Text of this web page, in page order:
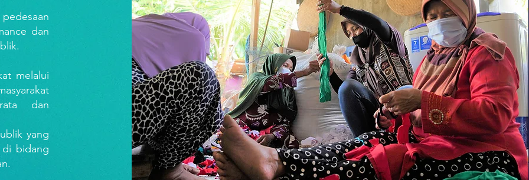
dan
melalui
dan
yang
di bidang